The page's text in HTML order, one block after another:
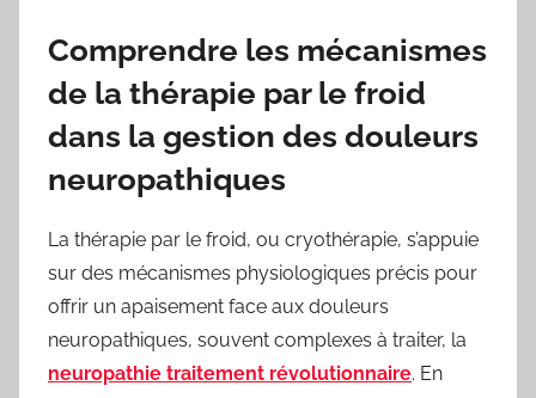
Comprendre les mécanismes
de la thérapie par le froid
dans la gestion des douleurs
neuropathiques
La thérapie par le froid, ou cryothérapie, s’appuie
sur des mécanismes physiologiques précis pour
offrir un apaisement face aux douleurs
neuropathiques, souvent complexes à traiter, la
neuropathie traitement révolutionnaire. En